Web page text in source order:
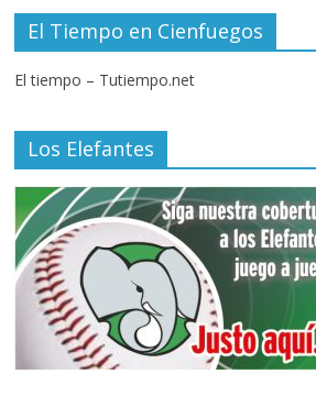
El Tiempo en Cienfuegos
El tiempo – Tutiempo.net
Los Elefantes